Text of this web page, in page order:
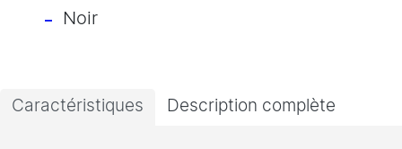
Noir
Caractéristiques Description complète